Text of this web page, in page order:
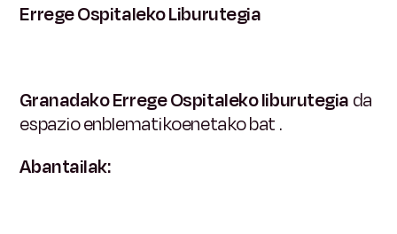
Errege Ospitaleko Liburutegia
Granadako Errege Ospitaleko liburutegia da
espazio enblematikoenetako bat .
Abantailak: